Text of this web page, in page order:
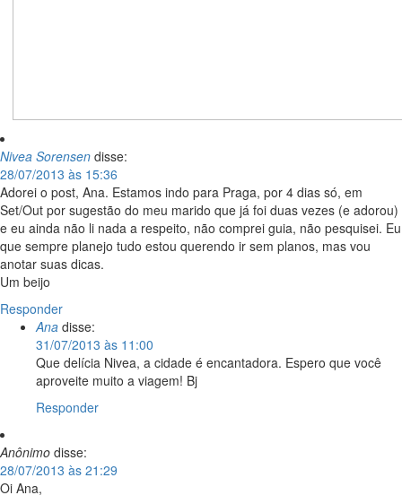
Nivea Sorensen disse:
28/07/2013 às 15:36
Adorei o post, Ana. Estamos indo para Praga, por 4 dias só, em
Set/Out por sugestão do meu marido que já foi duas vezes (e adorou)
e eu ainda não li nada a respeito, não comprei guia, não pesquisei. Eu
que sempre planejo tudo estou querendo ir sem planos, mas vou
anotar suas dicas.
Um beijo
Responder
Ana disse:
31/07/2013 às 11:00
Que delícia Nivea, a cidade é encantadora. Espero que você
aproveite muito a viagem! Bj
Responder
Anônimo disse:
28/07/2013 às 21:29
Oi Ana,